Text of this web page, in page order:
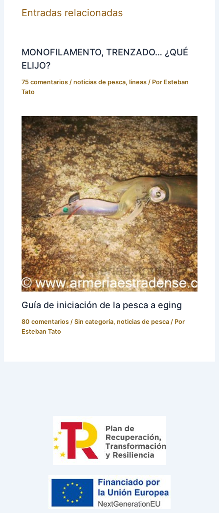
Entradas relacionadas
MONOFILAMENTO, TRENZADO… ¿QUÉ
ELIJO?
75 comentarios /noticias de pesca,lineas / Por Esteban
Tato
Guía de iniciación de la pesca a eging
80 comentarios /Sin categoría,noticias de pesca / Por
Esteban Tato